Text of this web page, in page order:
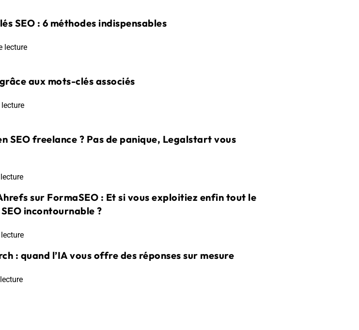
SEO : 6 méthodes indispensables
lecture
aux mots-clés associés
SEO freelance ? Pas de panique, Legalstart vous
sur FormaSEO : Et si vous exploitiez enfin tout le
incontournable ?
: quand l’IA vous offre des réponses sur mesure